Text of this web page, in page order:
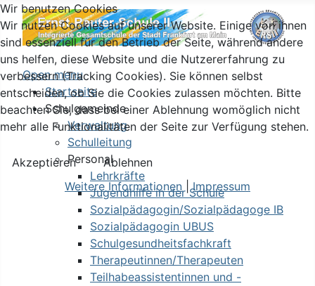
Open menu
Startseite
Schulgemeinde
Verwaltung
Schulleitung
Personal
Lehrkräfte
Jugendhilfe in der Schule
Sozialpädagogin/Sozialpädagoge IB
Sozialpädagogin UBUS
Schulgesundheitsfachkraft
Therapeutinnen/Therapeuten
Teilhabeassistentinnen und -
Wir benutzen Cookies
Wir nutzen Cookies auf unserer Website. Einige von ihnen
sind essenziell für den Betrieb der Seite, während andere
uns helfen, diese Website und die Nutzererfahrung zu
verbessern (Tracking Cookies). Sie können selbst
entscheiden, ob Sie die Cookies zulassen möchten. Bitte
beachten Sie, dass bei einer Ablehnung womöglich nicht
mehr alle Funktionalitäten der Seite zur Verfügung stehen.
Akzeptieren
Ablehnen
Weitere Informationen |Impressum